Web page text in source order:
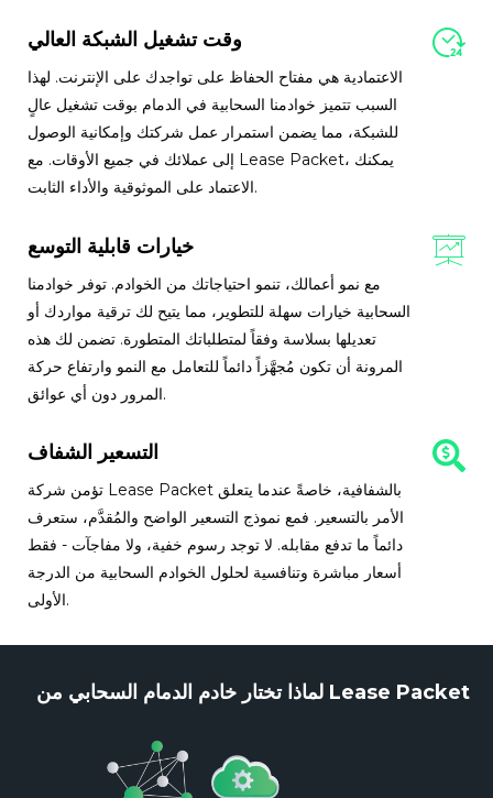
وقت تشغيل الشبكة العالي
الاعتمادية هي مفتاح الحفاظ على تواجدك على الإنترنت. لهذا
السبب تتميز خوادمنا السحابية في الدمام بوقت تشغيل عالٍ
للشبكة، مما يضمن استمرار عمل شركتك وإمكانية الوصول
إلى عملائك في جميع الأوقات. مع Lease Packet، يمكنك
الاعتماد على الموثوقية والأداء الثابت.
خيارات قابلية التوسع
مع نمو أعمالك، تنمو احتياجاتك من الخوادم. توفر خوادمنا
السحابية خيارات سهلة للتطوير، مما يتيح لك ترقية مواردك أو
تعديلها بسلاسة وفقاً لمتطلباتك المتطورة. تضمن لك هذه
المرونة أن تكون مُجهَّزاً دائماً للتعامل مع النمو وارتفاع حركة
المرور دون أي عوائق.
التسعير الشفاف
تؤمن شركة Lease Packet بالشفافية، خاصةً عندما يتعلق
الأمر بالتسعير. فمع نموذج التسعير الواضح والمُقدَّم، ستعرف
دائماً ما تدفع مقابله. لا توجد رسوم خفية، ولا مفاجآت - فقط
أسعار مباشرة وتنافسية لحلول الخوادم السحابية من الدرجة
الأولى.
لماذا تختار خادم الدمام السحابي من Lease Packet